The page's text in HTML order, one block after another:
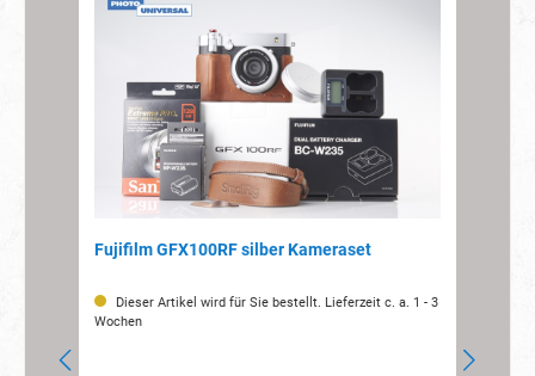
Fujifilm GFX100RF silber Kameraset
Dieser Artikel wird für Sie bestellt. Lieferzeit c. a. 1 - 3
Wochen